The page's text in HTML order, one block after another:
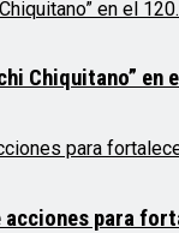
Chiquitano”
para